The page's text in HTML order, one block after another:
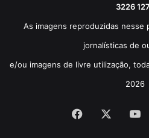
3226
As imagens reproduzidas nesse
jornalísticas de
e/ou imagens de livre utilização,
2026
Facebook